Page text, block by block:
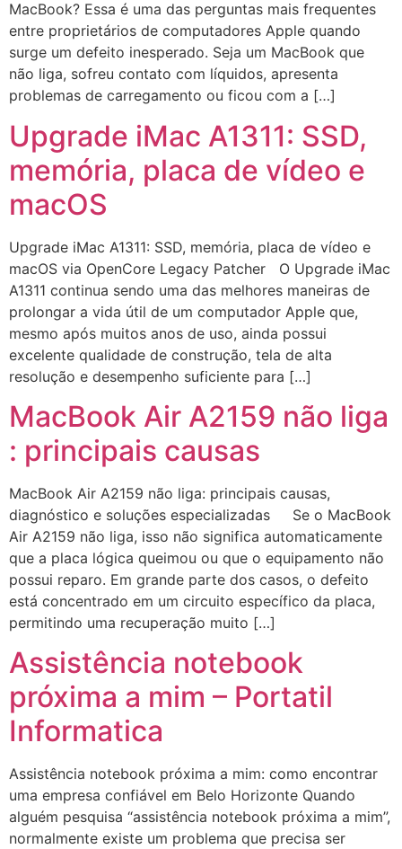
MacBook? Essa é uma das perguntas mais frequentes
entre proprietários de computadores Apple quando
surge um defeito inesperado. Seja um MacBook que
não liga, sofreu contato com líquidos, apresenta
problemas de carregamento ou ficou com a […]
Upgrade iMac A1311: SSD,
memória, placa de vídeo e
macOS
Upgrade iMac A1311: SSD, memória, placa de vídeo e
macOS via OpenCore Legacy Patcher O Upgrade iMac
A1311 continua sendo uma das melhores maneiras de
prolongar a vida útil de um computador Apple que,
mesmo após muitos anos de uso, ainda possui
excelente qualidade de construção, tela de alta
resolução e desempenho suficiente para […]
MacBook Air A2159 não liga
: principais causas
MacBook Air A2159 não liga: principais causas,
diagnóstico e soluções especializadas Se o MacBook
Air A2159 não liga, isso não significa automaticamente
que a placa lógica queimou ou que o equipamento não
possui reparo. Em grande parte dos casos, o defeito
está concentrado em um circuito específico da placa,
permitindo uma recuperação muito […]
Assistência notebook
próxima a mim – Portatil
Informatica
Assistência notebook próxima a mim: como encontrar
uma empresa confiável em Belo Horizonte Quando
alguém pesquisa “assistência notebook próxima a mim”,
normalmente existe um problema que precisa ser